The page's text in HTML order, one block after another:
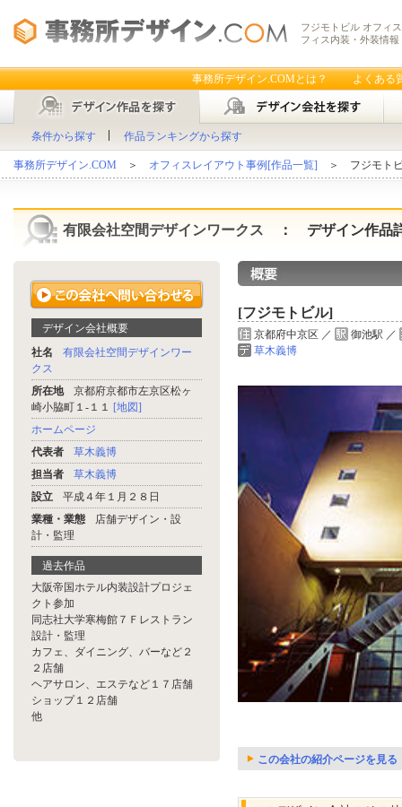
フジモトビル オフィ
フィス内装・外装情報
事務所デザイン.COMとは？ よくある
条件から探す 作品ランキングから探す
事務所デザイン.COM ＞ オフィスレイアウト事例[作品一覧] ＞ フジモト
有限会社空間デザインワークス ： デザイン作品
デザイン会社概要
社名
有限会社空間デザインワー
クス
所在地
京都府京都市左京区松ヶ
崎小脇町１-１１ [地図]
ホームページ
代表者
草木義博
担当者
草木義博
設立
平成４年１月２８日
業種・業態
店舗デザイン・設
計・監理
過去作品
大阪帝国ホテル内装設計プロジェ
クト参加
同志社大学寒梅館７Ｆレストラン
設計・監理
カフェ、ダイニング、バーなど２
２店舗
ヘアサロン、エステなど１７店舗
ショップ１２店舗
他
[フジモトビル]
京都府中京区 ／
御池駅 ／
草木義博
この会社の紹介ページを見る